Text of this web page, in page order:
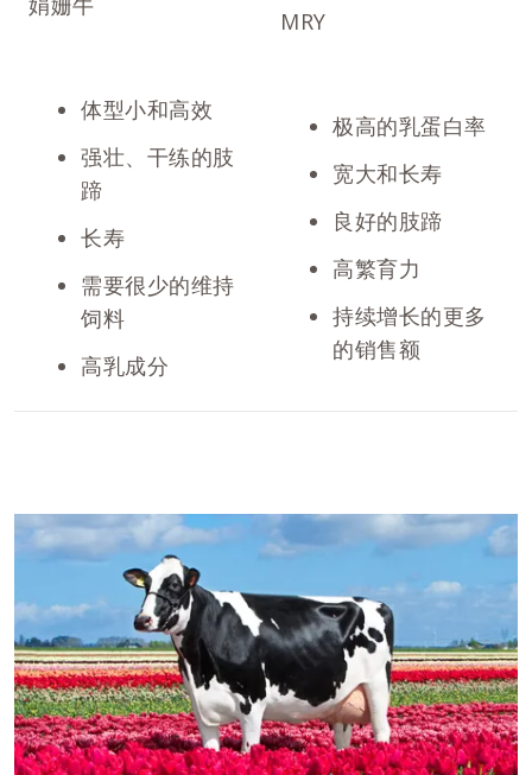
体型小和高效
强壮、干练的肢
蹄
长寿
需要很少的维持
饲料
高乳成分
MRY
极高的乳蛋白率
宽大和长寿
良好的肢蹄
高繁育力
持续增长的更多
的销售额